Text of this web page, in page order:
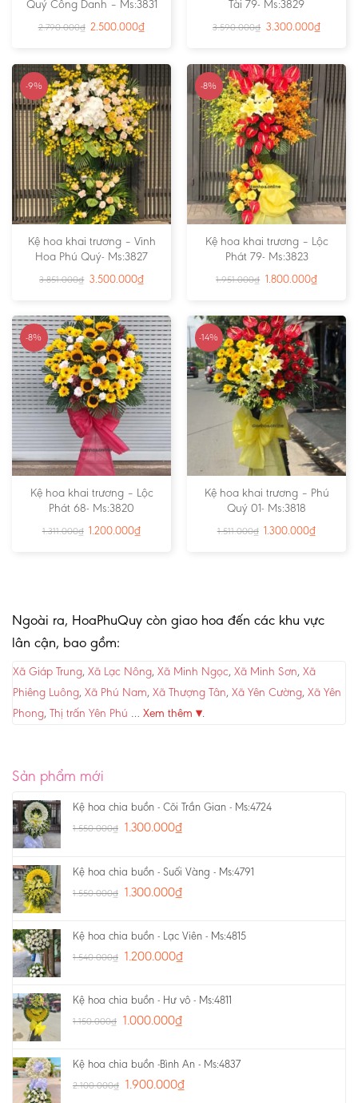
Quý Công Danh – Ms:3831
2.790.000₫ 2.500.000₫
Tài 79- Ms:3829
3.590.000₫ 3.300.000₫
-9%
Kệ hoa khai trương – Vinh
Hoa Phú Quý- Ms:3827
3.851.000₫ 3.500.000₫
-8%
Kệ hoa khai trương – Lộc
Phát 79- Ms:3823
1.951.000₫ 1.800.000₫
-8%
Kệ hoa khai trương – Lộc
Phát 68- Ms:3820
1.311.000₫ 1.200.000₫
-14%
Kệ hoa khai trương – Phú
Quý 01- Ms:3818
1.511.000₫ 1.300.000₫
Ngoài ra, HoaPhuQuy còn giao hoa đến các khu vực
lân cận, bao gồm:
Xã Giáp Trung, Xã Lạc Nông, Xã Minh Ngọc, Xã Minh Sơn, Xã
Phiêng Luông, Xã Phú Nam, Xã Thượng Tân, Xã Yên Cường, Xã Yên
Phong, Thị trấn Yên Phú … Xem thêm ▾.
Sản phẩm mới
Kệ hoa chia buồn - Cõi Trần Gian - Ms:4724
1.550.000₫ 1.300.000₫
Kệ hoa chia buồn - Suối Vàng - Ms:4791
1.550.000₫ 1.300.000₫
Kệ hoa chia buồn - Lạc Viên - Ms:4815
1.540.000₫ 1.200.000₫
Kệ hoa chia buồn - Hư vô - Ms:4811
1.150.000₫ 1.000.000₫
Kệ hoa chia buồn -Bình An - Ms:4837
2.100.000₫ 1.900.000₫